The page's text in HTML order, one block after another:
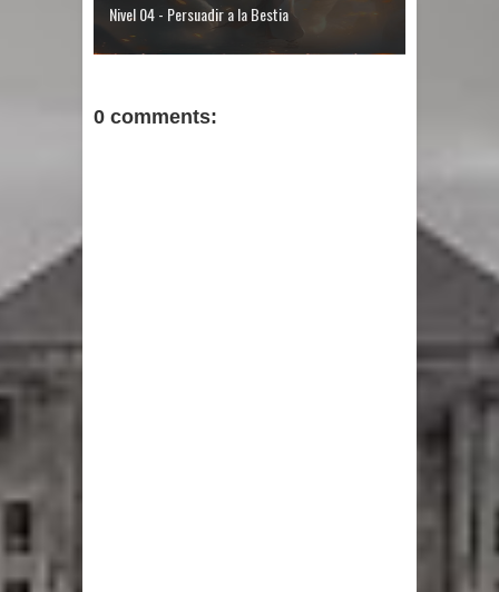
Nivel 04 - Persuadir a la Bestia
0 comments: